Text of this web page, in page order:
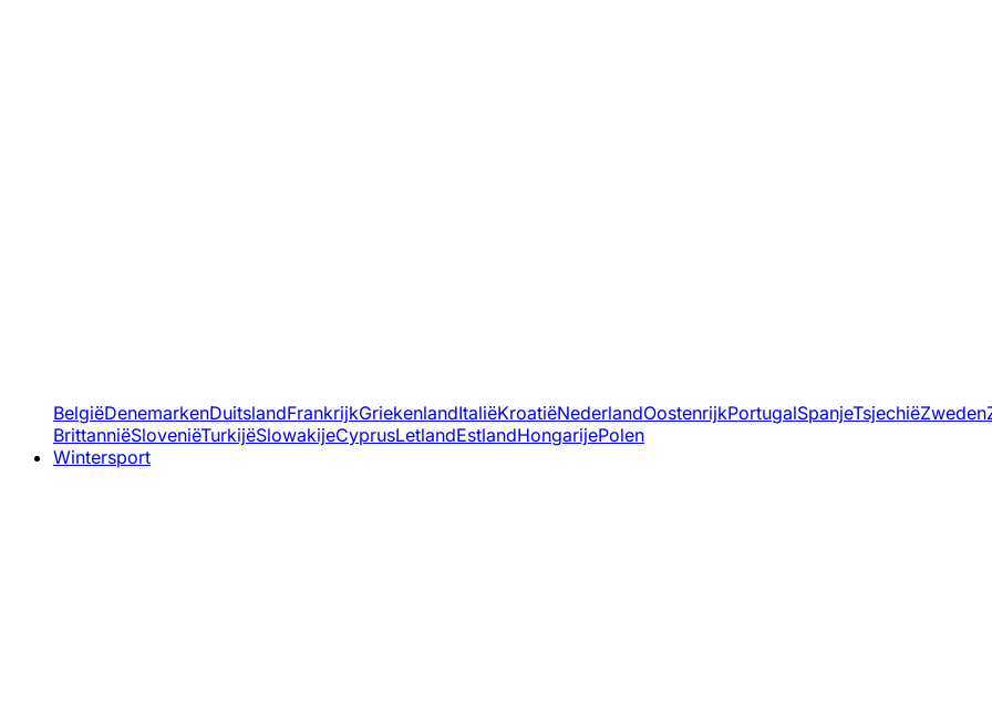
BelgiëDenemarkenDuitslandFrankrijkGriekenlandItaliëKroatiëNederlandOostenrijkPortugalSpanjeTsjechiëZweden
BrittanniëSloveniëTurkijëSlowakijeCyprusLetlandEstlandHongarijePolen
Wintersport